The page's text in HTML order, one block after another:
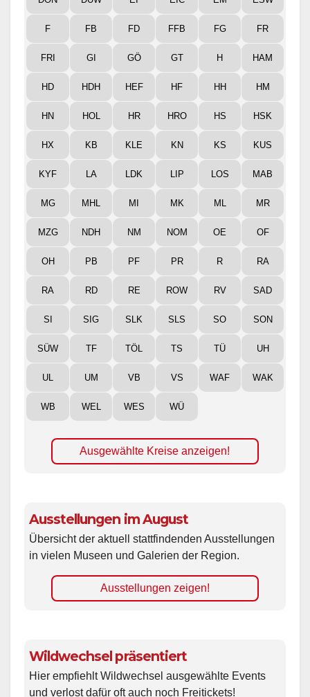
F FB FD FFB FG FR
FRI GI GÖ GT H HAM
HD HDH HEF HF HH HM
HN HOL HR HRO HS HSK
HX KB KLE KN KS KUS
KYF LA LDK LIP LOS MAB
MG MHL MI MK ML MR
MZG NDH NM NOM OE OF
OH PB PF PR R RA
RA RD RE ROW RV SAD
SI SIG SLK SLS SO SON
SÜW TF TÖL TS TÜ UH
UL UM VB VS WAF WAK
WB WEL WES WÜ
Ausgewählte Kreise anzeigen!
Ausstellungen im August
Übersicht der aktuell stattfindenden Ausstellungen
in vielen Museen und Galerien der Region.
Ausstellungen zeigen!
Wildwechsel präsentiert
Hier empfiehlt Wildwechsel ausgewählte Events
und verlost dafür oft auch noch Freitickets!